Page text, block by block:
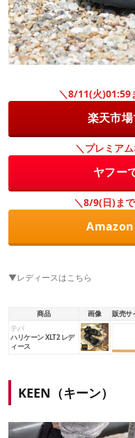
＼8/11(火)01:59
楽天市
＼プレミア
ヤフー
＼8/9(日)ま
Amazon
▼レディースはこちら
商品 画像
販売サ
テバ
ハリケーン XLT2 レデ
ィース
KEEN（キーン）